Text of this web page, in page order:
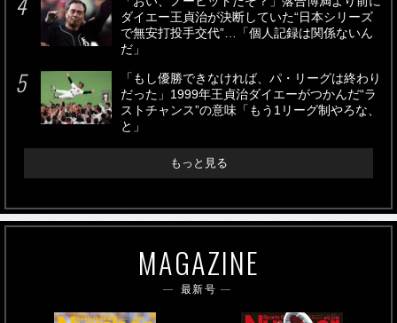
ダイエー王貞治が決断していた“日本シリーズ
で無安打投手交代”…「個人記録は関係ないん
だ」
「もし優勝できなければ、パ・リーグは終わり
だった」1999年王貞治ダイエーがつかんだ“ラ
ストチャンス”の意味「もう1リーグ制やろな、
と」
もっと見る
MAGAZINE
最新号